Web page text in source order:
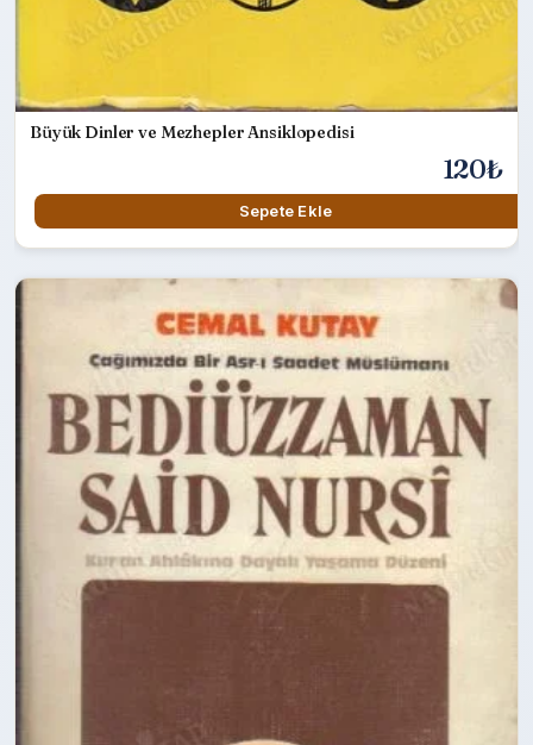
Büyük Dinler ve Mezhepler Ansiklopedisi
120₺
Sepete Ekle